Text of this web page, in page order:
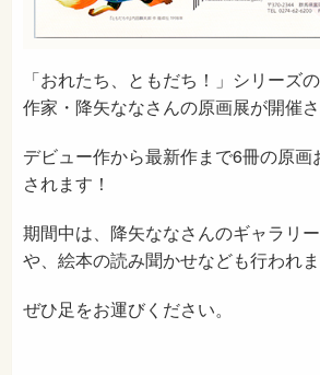
「おれたち、ともだち！」シリーズ
作家・降矢ななさんの原画展が開催さ
デビュー作から最新作まで6冊の原
されます！
期間中は、降矢ななさんのギャラリ
や、絵本の読み聞かせなども行われま
ぜひ足をお運びください。